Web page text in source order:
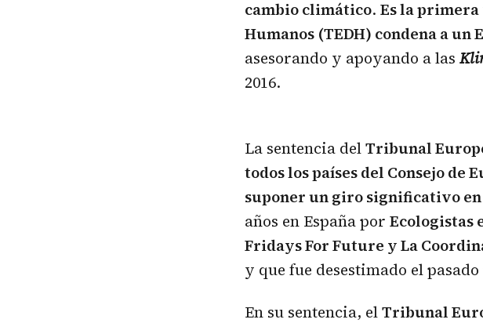
cambio climático. Es la primera
Humanos (TEDH) condena a un
asesorando y apoyando a las
2016.
La sentencia delTribunal
todos los países del Consejo de
suponer un giro significativo
años en España por Ecologistas
Fridays For Future y La
y que fue desestimado el
En su sentencia, elTribunal